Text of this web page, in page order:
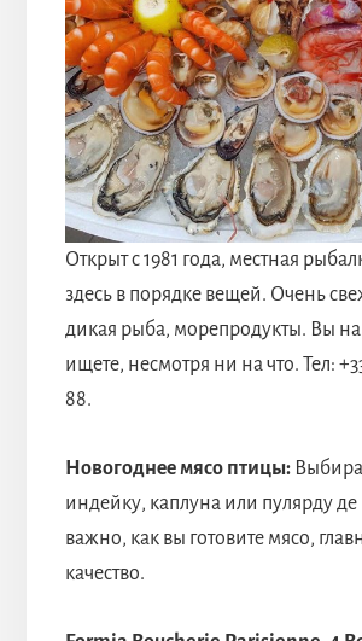
Открыт с 1981 года, местная
здесь в порядке вещей. Очень
дикая рыба, морепродукты. Вы
ищете, несмотря ни на что. Тел:
88.
Новогоднее мясо птицы:
индейку, каплуна или пулярду де
важно, как вы готовите мясо,
качество.